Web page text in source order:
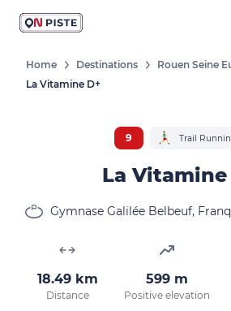
Home Destinations Rouen Seine
La Vitamine D+
9 Trail
La Vitamine
Gymnase Galilée Belbeuf,
18.49 km
Distance
599 m
Positive elevation